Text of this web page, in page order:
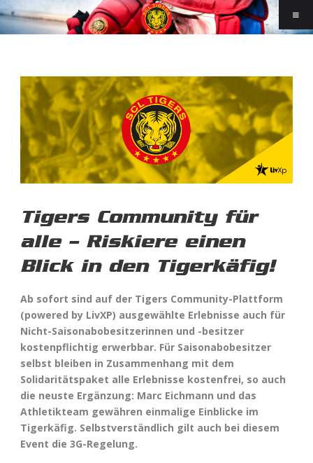
Tigers Community für
alle – Riskiere einen
Blick in den Tigerkäfig!
Ab sofort sind auf der Tigers Community-Plattform
(powered by LivXP) ausgewählte Erlebnisse auch für
Nicht-Saisonabobesitzerinnen und -besitzer
kostenpflichtig erwerbbar. Für Saisonabobesitzer
selbst bleiben in Zusammenhang mit dem
Solidaritätspaket alle Erlebnisse kostenfrei, so auch
die neuste Ergänzung: Marc Eichmann und das
Athletikteam gewähren einmalige Einblicke im
Tigerkäfig. Selbstverständlich gilt auch bei diesem
Event die 3G-Regelung.